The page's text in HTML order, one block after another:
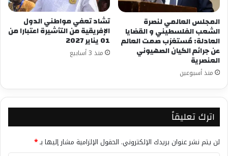
المجلس العالمي لنصرة
الشعب الفلسطيني و القضايا
العادلة: مُستغرَب صمت العالم
عن جرائم الكيان الصهيوني
العنصرية
منذ أسبوعين
تشاد تعفي مواطني الدول
الإفريقية من التأشيرة اعتبارا من
01 يناير 2027
منذ 3 أسابيع
اترك تعليقاً
لن يتم نشر عنوان بريدك الإلكتروني. الحقول الإلزامية مشار إليها بـ*